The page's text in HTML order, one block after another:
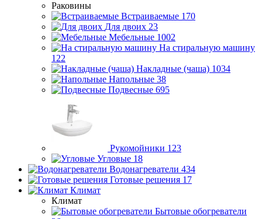
Раковины
Встраиваемые 170
Для двоих 23
Мебельные 1002
На стиральную машину
122
Накладные (чаша) 1034
Напольные 38
Подвесные 695
Рукомойники 123
Угловые 18
Водонагреватели 434
Готовые решения 17
Климат
Климат
Бытовые обогреватели